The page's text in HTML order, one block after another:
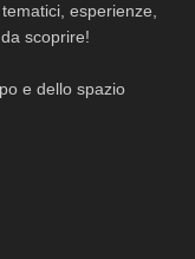
esperienze,
scoprire!
e dello spazio